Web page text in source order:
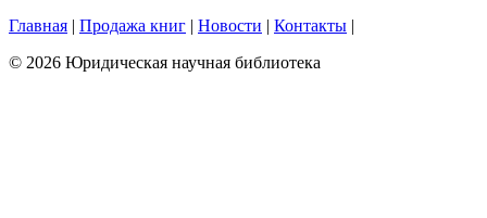
Главная | Продажа книг | Новости | Контакты |
© 2026 Юридическая научная библиотека